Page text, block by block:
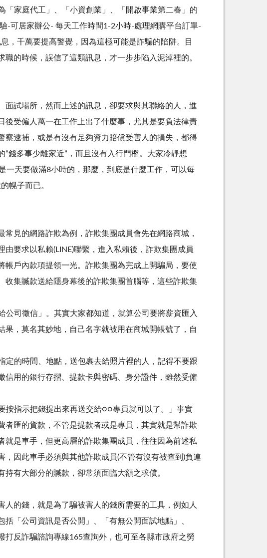
「家庭代工」、「小資創業」、「開啟事業第二春」的
-可居家辦公- 每天工作時間1-2小時-處理網購平台訂單-
，千萬要提高警覺，因為這極可能是詐騙的陷阱。目
的時候，誤信了這類訊息，才一步步陷入泥淖裡的。
試場所，然而上述的訊息，卻要求與其聯絡的人，進
受僱人萬一在工作上出了什麼事，尤其是要負法律責
逮捕，或是有沒有足夠資力賠償受害人的損失，都得
錢多事少離家近”，而且沒有入行門檻。大家冷靜想
一天要做滿8小時的，那麼，到底是什麼工作，可以每
幌子而已。
見的網路詐欺為例，詐欺集團成員會先在網路商城，
要求以私賴(LINE)聯繫，進入私賴後，詐欺集團成員
戶內款項提領一光。詐欺集團為完成上開騙局，要使
集贓款送給隱身幕後的詐欺集團首腦等，這些詐欺集
司徵信」。其實大家都知道，就算公司要將薪資匯入
，莫名其妙地，自己名字就被用在商城開帳號了，自
的時間、地點，送包裹去給照片裡的人，記得不要跟
用的銀行存摺、提款卡與密碼、身分證件，雖然受僱
按指示把錢提出來再送交給○○專員就可以了。」事實
匯的貨款，不管是提款者或是專員，其實就是幫詐欺
是車手，但更高層的詐欺集團成員，往往因為前述私
因此車手必須與其他詐欺成員(不管有沒有被查到)負連
有大部分的贓款，卻常須面臨大額之求償。
的錢，就是為了騙被害人的錢所需要的工具，例如人
「公司資訊是否公開」、「有無公開面試地點」、
打反詐騙諮詢專線165查詢外，也可至各縣市政府之勞